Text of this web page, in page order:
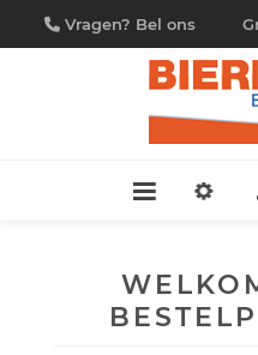
Vragen? Bel ons
09/230.88.44